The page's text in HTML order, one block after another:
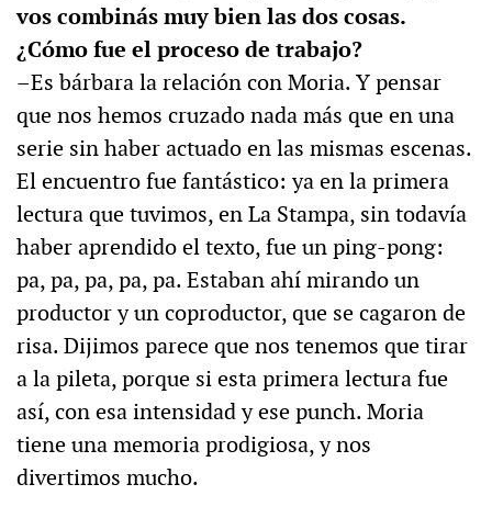
vos combinás muy bien las dos cosas.
¿Cómo fue el proceso de trabajo?
–Es bárbara la relación con Moria. Y pensar
que nos hemos cruzado nada más que en una
serie sin haber actuado en las mismas escenas.
El encuentro fue fantástico: ya en la primera
lectura que tuvimos, en La Stampa, sin todavía
haber aprendido el texto, fue un ping-pong:
pa, pa, pa, pa, pa. Estaban ahí mirando un
productor y un coproductor, que se cagaron de
risa. Dijimos parece que nos tenemos que tirar
a la pileta, porque si esta primera lectura fue
así, con esa intensidad y ese punch. Moria
tiene una memoria prodigiosa, y nos
divertimos mucho.